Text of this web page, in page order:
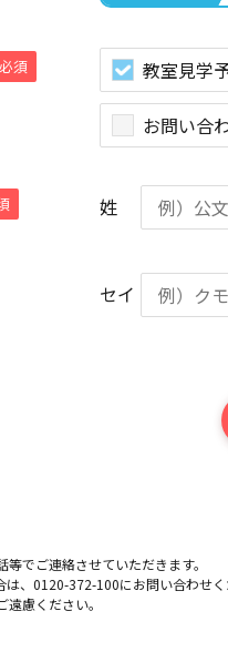
必須 教室見学
お問い合
姓
セイ
でご連絡させていただきます。
、0120-372-100にお問い合わせく
慮ください。